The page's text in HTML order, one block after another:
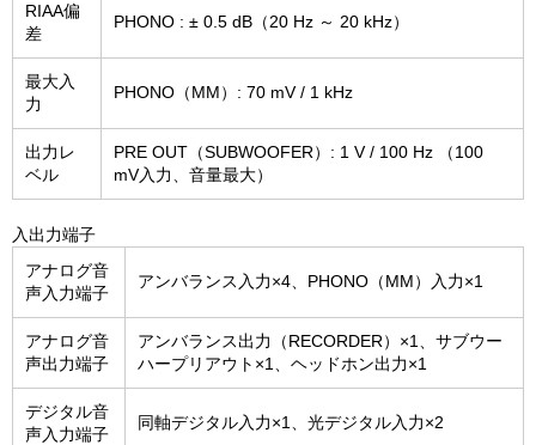
RIAA偏
差
PHONO : ± 0.5 dB（20 Hz ～ 20 kHz）
最大入
力
PHONO（MM）: 70 mV / 1 kHz
出力レ
ベル
PRE OUT（SUBWOOFER）: 1 V / 100 Hz （100
mV入力、音量最大）
入出力端子
アナログ音
声入力端子
アンバランス入力×4、PHONO（MM）入力×1
アナログ音
声出力端子
アンバランス出力（RECORDER）×1、サブウー
ハープリアウト×1、ヘッドホン出力×1
デジタル音
声入力端子
同軸デジタル入力×1、光デジタル入力×2